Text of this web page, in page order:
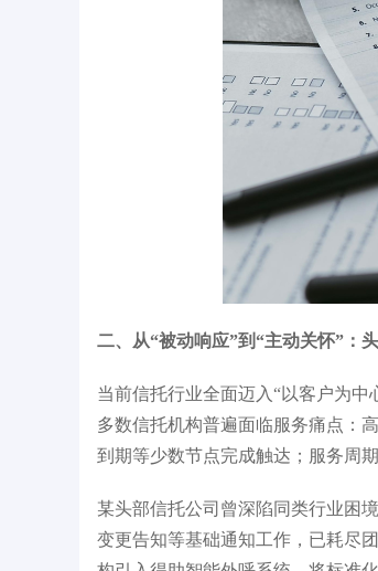
二、从“被动响应”到“主动关怀”：
当前信托行业全面迈入“以客户为
多数信托机构普遍面临服务痛点：
到期等少数节点完成触达；服务周
某头部信托公司曾深陷同类行业困
变更告知等基础通知工作，已耗尽